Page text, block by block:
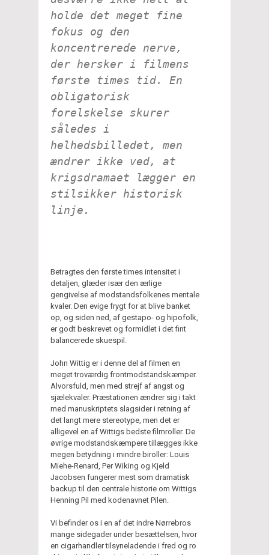
holde det meget fine
fokus og den
koncentrerede nerve,
der hersker i filmens
første times tid. En
obligatorisk
forelskelse skurer
således i
helhedsbilledet, men
ændrer ikke ved, at
krigsdramaet lægger en
stilsikker historisk
linje.
Betragtes den første times intensitet i
detaljen, glæder især den ærlige
gengivelse af modstandsfolkenes mentale
kvaler. Den evige frygt for at blive banket
op, og siden ned, af gestapo- og hipofolk,
er godt beskrevet og formidlet i det fint
balancerede skuespil.
John Wittig er i denne del af filmen en
meget troværdig frontmodstandskæmper.
Alvorsfuld, men med strejf af angst og
sjælekvaler. Præstationen ændrer sig i takt
med manuskriptets slagsider i retning af
det langt mere stereotype, men det er
alligevel en af Wittigs bedste filmroller. De
øvrige modstandskæmpere tillægges ikke
megen betydning i mindre biroller: Louis
Miehe-Renard, Per Wiking og Kjeld
Jacobsen fungerer mest som dramatisk
backup til den centrale historie om Wittigs
Henning Pil med kodenavnet Pilen.
Vi befinder os i en af det indre Nørrebros
mange sidegader under besættelsen, hvor
en cigarhandler tilsyneladende i fred og ro